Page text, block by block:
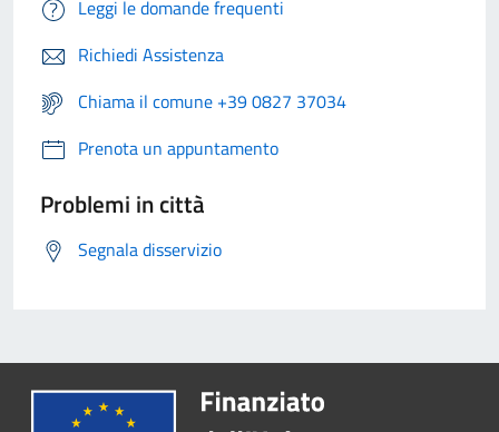
Leggi le domande frequenti
Richiedi Assistenza
Chiama il comune +39 0827 37034
Prenota un appuntamento
Problemi in città
Segnala disservizio